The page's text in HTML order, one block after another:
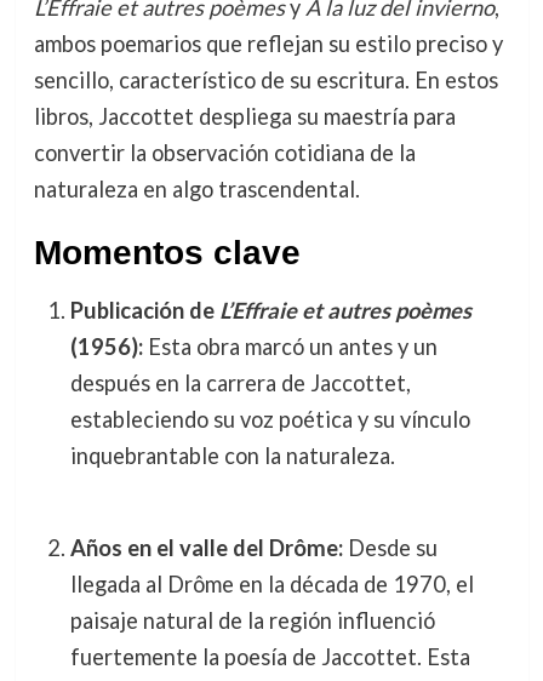
L’Effraie et autres poèmesy A la luz del invierno,
ambos poemarios que reflejan su estilo preciso y
sencillo, característico de su escritura. En estos
libros, Jaccottet despliega su maestría para
convertir la observación cotidiana de la
naturaleza en algo trascendental.
Momentos clave
Publicación de L’Effraie et autres poèmes
(1956):Esta obra marcó un antes y un
después en la carrera de Jaccottet,
estableciendo su voz poética y su vínculo
inquebrantable con la naturaleza.
Años en el valle del Drôme:Desde su
llegada al Drôme en la década de 1970, el
paisaje natural de la región influenció
fuertemente la poesía de Jaccottet. Esta